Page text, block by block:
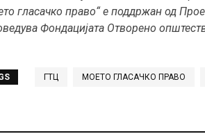
гласачко право“е поддржан од
Фондацијата Отворено
ГТЦ МОЕТО ГЛАСАЧКО ПРАВО